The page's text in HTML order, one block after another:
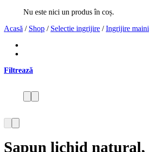
Nu este nici un produs în coș.
Acasă / Shop / Selectie ingrijire / Ingrijire maini
Filtrează
Sapun lichid natural,